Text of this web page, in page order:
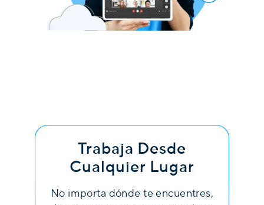
Trabaja Desde
Cualquier Lugar
No importa dónde te encuentres,